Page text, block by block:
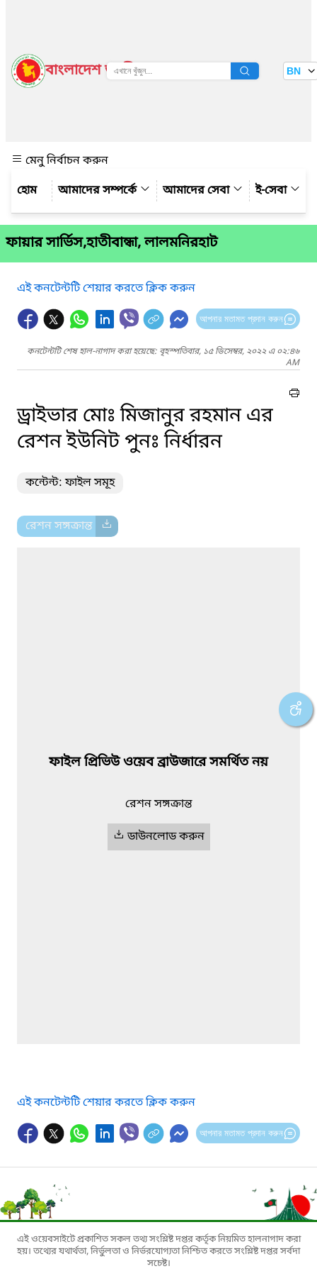
বাংলাদেশ জাতীয় তথ্য বাতায়ন BN
মেনু নির্বাচন করুন
আমাদের সম্পর্কে
আমাদের সেবা ই-সেবা
ফায়ার সার্ভিস,হাতীবান্ধা, লালমনিরহাট
এই কনটেন্টটি শেয়ার করতে ক্লিক করুন
আপনার মতামত প্রদান করুন
কনটেন্টটি শেষ হাল-নাগাদ করা হয়েছে: বৃহস্পতিবার, ১৫ ডিসেম্বর, ২০২২ এ ০২:৪৬
AM
ড্রাইভার মোঃ মিজানুর রহমান এর
রেশন ইউনিট পুনঃ নির্ধারন
কন্টেন্ট: ফাইল সমূহ
রেশন সঙ্গক্রান্ত
ফাইল প্রিভিউ ওয়েব ব্রাউজারে সমর্থিত নয়
রেশন সঙ্গক্রান্ত
ডাউনলোড করুন
এই কনটেন্টটি শেয়ার করতে ক্লিক করুন
আপনার মতামত প্রদান করুন
এই ওয়েবসাইটে প্রকাশিত সকল তথ্য সংশ্লিষ্ট দপ্তর কর্তৃক নিয়মিত হালনাগাদ করা
হয়। তথ্যের যথার্থতা, নির্ভুলতা ও নির্ভরযোগ্যতা নিশ্চিত করতে সংশ্লিষ্ট দপ্তর সর্বদা
সচেষ্ট।